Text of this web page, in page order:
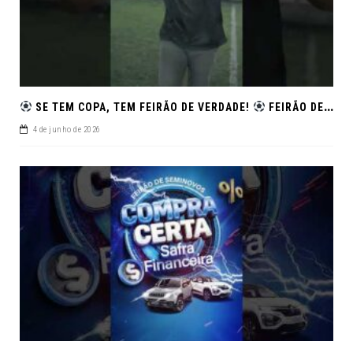
SE TEM COPA, TEM FEIRÃO DE VERDADE! FEIRÃO DE SEMINOVOS EM ALTA – ARACAJU
4 de junho de 2026